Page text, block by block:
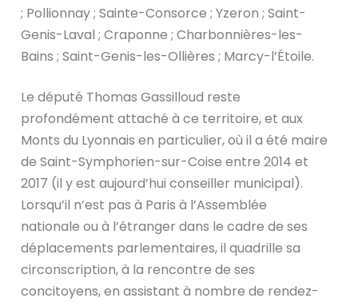
; Pollionnay ; Sainte-Consorce ; Yzeron ; Saint-
Genis-Laval ; Craponne ; Charbonnières-les-
Bains ; Saint-Genis-les-Ollières ; Marcy-l’Étoile.
Le député Thomas Gassilloud reste
profondément attaché à ce territoire, et aux
Monts du Lyonnais en particulier, où il a été maire
de Saint-Symphorien-sur-Coise entre 2014 et
2017 (il y est aujourd’hui conseiller municipal).
Lorsqu’il n’est pas à Paris à l’Assemblée
nationale ou à l’étranger dans le cadre de ses
déplacements parlementaires, il quadrille sa
circonscription, à la rencontre de ses
concitoyens, en assistant à nombre de rendez-